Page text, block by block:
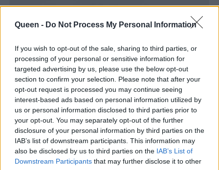
Queen - Do Not Process My Personal Information
If you wish to opt-out of the sale, sharing to third parties, or
processing of your personal or sensitive information for
targeted advertising by us, please use the below opt-out
section to confirm your selection. Please note that after your
opt-out request is processed you may continue seeing
interest-based ads based on personal information utilized by
us or personal information disclosed to third parties prior to
your opt-out. You may separately opt-out of the further
disclosure of your personal information by third parties on the
IAB’s list of downstream participants. This information may
also be disclosed by us to third parties on the IAB’s List of
Downstream Participants that may further disclose it to other